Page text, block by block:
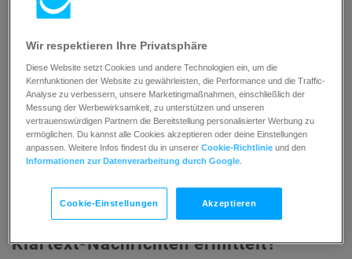
individuelle Kontakte Ihre Nachricht geöffnet
Wie wird die Öffnungsrate bei
Klartext-Nachrichten ermittelt?
Wir respektieren Ihre Privatsphäre
Diese Website setzt Cookies und andere Technologien ein, um die
Kernfunktionen der Website zu gewährleisten, die Performance und die Traffic-
Analyse zu verbessern, unsere Marketingmaßnahmen, einschließlich der
Messung der Werbewirksamkeit, zu unterstützen und unseren
vertrauenswürdigen Partnern die Bereitstellung personalisierter Werbung zu
ermöglichen. Du kannst alle Cookies akzeptieren oder deine Einstellungen
anpassen. Weitere Infos findest du in unsererCookie-Richtlinie und den
Informationen zur Datenverarbeitung durch Google
Cookie-Einstellungen Akzeptieren